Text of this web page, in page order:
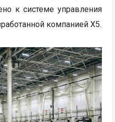
к системе управления
компанией Х5.